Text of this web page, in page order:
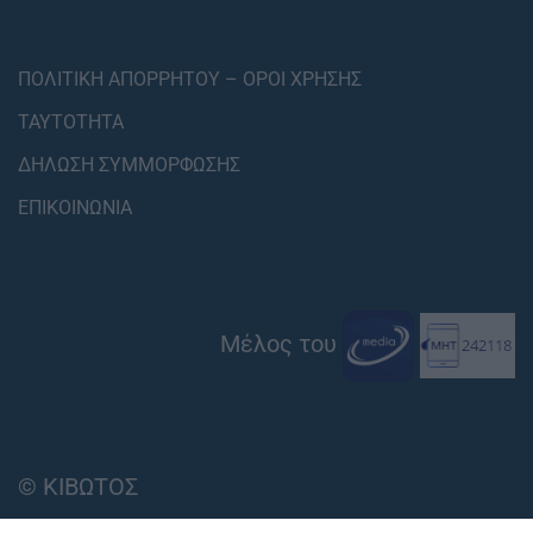
ΠΟΛΙΤΙΚΗ ΑΠΟΡΡΗΤΟΥ – ΟΡΟΙ ΧΡΗΣΗΣ
ΤΑΥΤΟΤΗΤΑ
ΔΗΛΩΣΗ ΣΥΜΜΟΡΦΩΣΗΣ
ΕΠΙΚΟΙΝΩΝΙΑ
Μέλος του
© ΚΙΒΩΤΟΣ